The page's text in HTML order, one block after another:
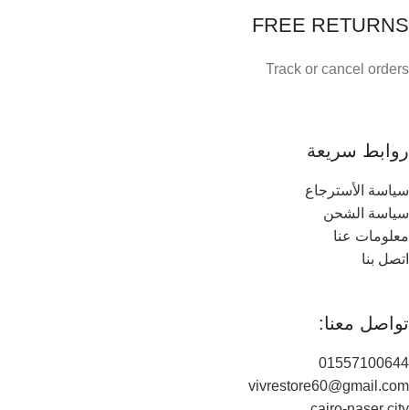
FREE RETURNS
Track or cancel orders
روابط سريعة
سياسة الأسترجاع
سياسة الشحن
معلومات عنا
اتصل بنا
تواصل معنا:
01557100644
vivrestore60@gmail.com